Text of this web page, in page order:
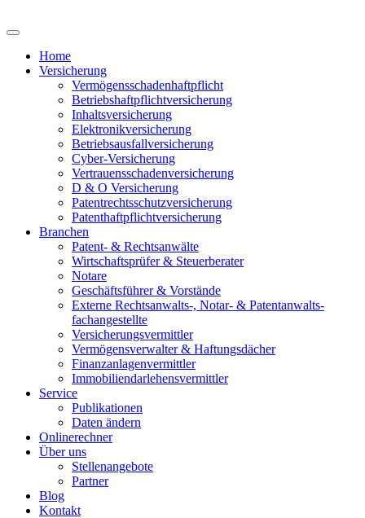
Home
Versicherung
Vermögensschadenhaftpflicht
Betriebshaftpflichtversicherung
Inhaltsversicherung
Elektronikversicherung
Betriebsausfallversicherung
Cyber-Versicherung
Vertrauensschadenversicherung
D & O Versicherung
Patentrechtsschutzversicherung
Patent­haftpflicht­­versicherung
Branchen
Patent- & Rechtsanwälte
Wirtschaftsprüfer & Steuerberater
Notare
Geschäftsführer & Vorstände
Externe Rechtsanwalts-, Notar- & Patentanwalts­
fachangestellte
Versicherungsvermittler
Vermögensverwalter & Haftungsdächer
Finanzanlagenvermittler
Immobiliendarlehensvermittler
Service
Publikationen
Daten ändern
Onlinerechner
Über uns
Stellenangebote
Partner
Blog
Kontakt